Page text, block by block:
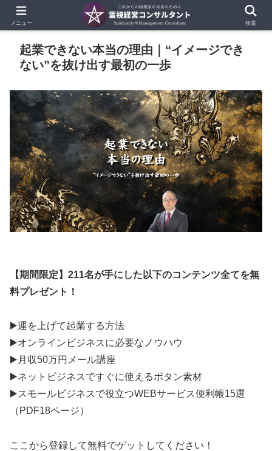
起業できない本当の理由｜“イメージでき
ない”を抜け出す最初の一歩
【期間限定】211名が手にした以下のコンテンツ全てを無
料プレゼント！
▶️運を上げて起業する方法
▶️オンラインビジネスに必要なノウハウ
▶️月収50万円メール講座
▶️ネットビジネスですぐに使えるボタン素材
▶️スモールビジネスで役立つWEBサービス便利帳15選
（PDF18ページ）
ここから登録して無料でゲットしてください！
メニュー 検索